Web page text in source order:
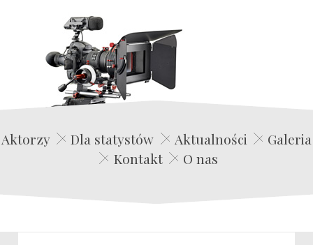
Edwin Film Agencja Aktorska
Aktorzy Dla statystów Aktualności
Galeria
Kontakt
O nas